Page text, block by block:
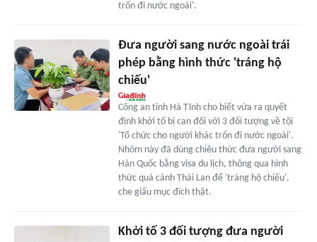
trốn đi nước ngoài'.
Đưa người sang nước ngoài trái
phép bằng hình thức 'tráng hộ
chiếu'
Công an tỉnh Hà Tĩnh cho biết vừa ra quyết
định khởi tố bị can đối với 3 đối tượng về tội
'Tổ chức cho người khác trốn đi nước ngoài'.
Nhóm này đã dùng chiêu thức đưa người sang
Hàn Quốc bằng visa du lịch, thông qua hình
thức quá cảnh Thái Lan để 'tráng hộ chiếu',
che giấu mục đích thật.
Khởi tố 3 đối tượng đưa người